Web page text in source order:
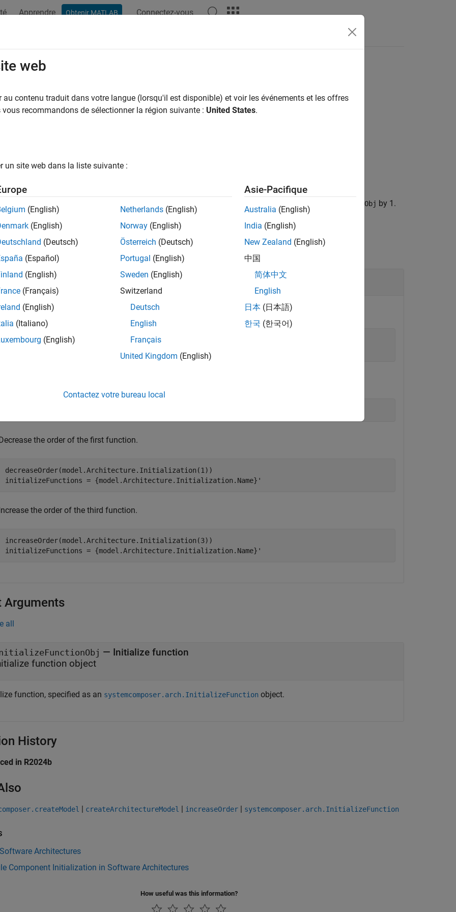
Apprendre Obtenir MATLAB Connectez-vous
component initialization order by 1
initializeFunctionObj decreases order of the specified initialize function initializeFunctionObj by 1.
Order of Component Initialization
and simulate the model to populate it with functions.
model = systemcomposer.openModel("scServiceInterfaceExample"
the order of the first function.
decreaseOrder(model.Architecture.Initialization(1))
initializeFunctions = {model.Architecture.Initialization.Name}'
the order of the third function.
increaseOrder(model.Architecture.Initialization(3))
initializeFunctions = {model.Architecture.Initialization.Name}'
Arguments
all
— Initialize function
function object
function, specified as an systemcomposer.arch.InitializeFunction object.
History
in R2024b
| createArchitectureModel | increaseOrder | systemcomposer.arch.InitializeFunction
Architectures
Component Initialization in Software Architectures
How useful was this information?
web
au contenu traduit dans votre langue (lorsqu'il est disponible) et voir les événements et les offres
vous recommandons de sélectionner la région suivante : United States.
un site web dans la liste suivante :
(English)
(English)
(Deutsch)
(Español)
(English)
(Français)
(English)
(Italiano)
(English)
Netherlands (English)
Norway (English)
Österreich (Deutsch)
Portugal (English)
Sweden (English)
Switzerland
Deutsch
English
Français
United Kingdom (English)
Asie-Pacifique
Australia (English)
India (English)
New Zealand (English)
中国
简体中文
English
日本 (日本語)
한국 (한국어)
Contactez votre bureau local